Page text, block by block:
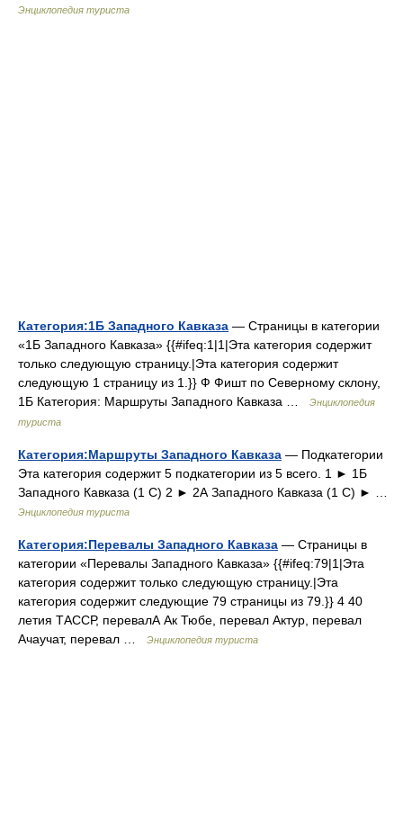
Энциклопедия туриста
Категория:1Б Западного Кавказа — Страницы в категории
«1Б Западного Кавказа» {{#ifeq:1|1|Эта категория содержит
только следующую страницу.|Эта категория содержит
следующую 1 страницу из 1.}} Ф Фишт по Северному склону,
1Б Категория: Маршруты Западного Кавказа …
Энциклопедия
туриста
Категория:Маршруты Западного Кавказа — Подкатегории
Эта категория содержит 5 подкатегории из 5 всего. 1 ► 1Б
Западного Кавказа‎ (1 С) 2 ► 2А Западного Кавказа‎ (1 С) ► …
Энциклопедия туриста
Категория:Перевалы Западного Кавказа — Страницы в
категории «Перевалы Западного Кавказа» {{#ifeq:79|1|Эта
категория содержит только следующую страницу.|Эта
категория содержит следующие 79 страницы из 79.}} 4 40
летия ТАССР, перевалА Ак Тюбе, перевал Актур, перевал
Ачаучат, перевал …
Энциклопедия туриста